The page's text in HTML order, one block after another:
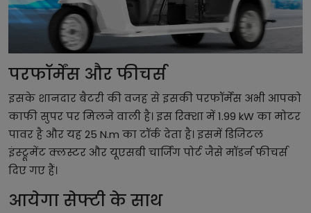
परफॉर्मेंस और फीचर्स
इसके शानदार बैटरी की वजह से इसकी परफॉर्मेंस अभी आपको
काफी सुपर पर मिलने वाली है। इस रिक्शा में 1.99 kW का मोटर
पावर है और यह 25 N.m का टॉर्क देता है। इसमें डिजिटल
इंस्ट्रूमेंट क्लस्टर और यूएसबी चार्जिंग पोर्ट जैसे मॉडर्न फीचर्स
दिए गए हैं।
आयेगा सेफ्टी के साथ